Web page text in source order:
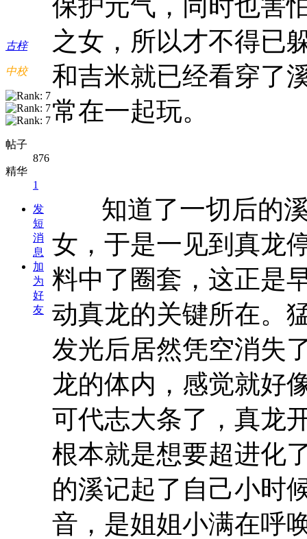
古梓
中校
帖子
876
精华
1
发
短
消
息
加
为
好
友
保护元气，同时也害
之女，所以才不得已
和吉米就已经看穿了
常在一起玩。
知道了一切后的
女，于是一见到真龙
料中了圈套，这正是
动真龙的关键所在。
发光后居然凭空消失
龙的体内，感觉就好
可代志大条了，真龙
根本就是想要超进化
的溪记起了自己小时
音，是姐姐小满在呼